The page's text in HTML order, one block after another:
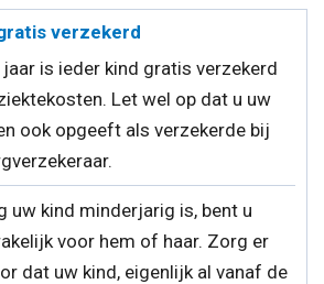
verzekerd
is ieder kind gratis verzekerd
Let wel op dat u uw
ook opgeeft als verzekerde bij
uw kind minderjarig is, bent u
voor hem of haar. Zorg er
dat uw kind, eigenlijk al vanaf de